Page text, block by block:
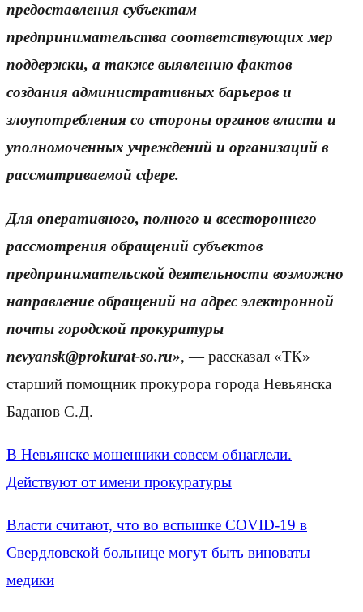
предоставления субъектам
предпринимательства соответствующих мер
поддержки, а также выявлению фактов
создания административных барьеров и
злоупотребления со стороны органов власти и
уполномоченных учреждений и организаций в
рассматриваемой сфере.
Для оперативного, полного и всестороннего
рассмотрения обращений субъектов
предпринимательской деятельности возможно
направление обращений на адрес электронной
почты городской прокуратуры
nevyansk@prokurat-so.ru», — рассказал «ТК»
старший помощник прокурора города Невьянска
Баданов С.Д.
В Невьянске мошенники совсем обнаглели.
Действуют от имени прокуратуры
Власти считают, что во вспышке COVID-19 в
Свердловской больнице могут быть виноваты
медики